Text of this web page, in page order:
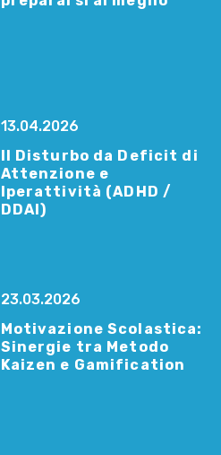
13.04.2026
Il Disturbo da Deficit di
Attenzione e
Iperattività (ADHD /
DDAI)
23.03.2026
Motivazione Scolastica:
Sinergie tra Metodo
Kaizen e Gamification